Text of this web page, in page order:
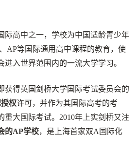
际高中之一，学校为中国适龄青少年
AP等国际通用高中课程的教育，使
进入世界范围内的一流大学学习。
获得英国剑桥大学国际考试委员会的
权许可，并作为其国际高考的考
重大国际考试。2010年上实剑桥又注
的AP学校，是上海首家双A国际化